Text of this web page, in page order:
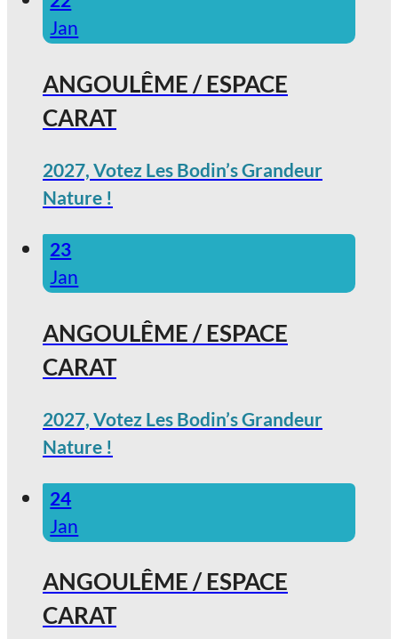
Jan
ANGOULÊME / ESPACE
CARAT
2027, Votez Les Bodin’s Grandeur
Nature !
23
Jan
ANGOULÊME / ESPACE
CARAT
2027, Votez Les Bodin’s Grandeur
Nature !
24
Jan
ANGOULÊME / ESPACE
CARAT